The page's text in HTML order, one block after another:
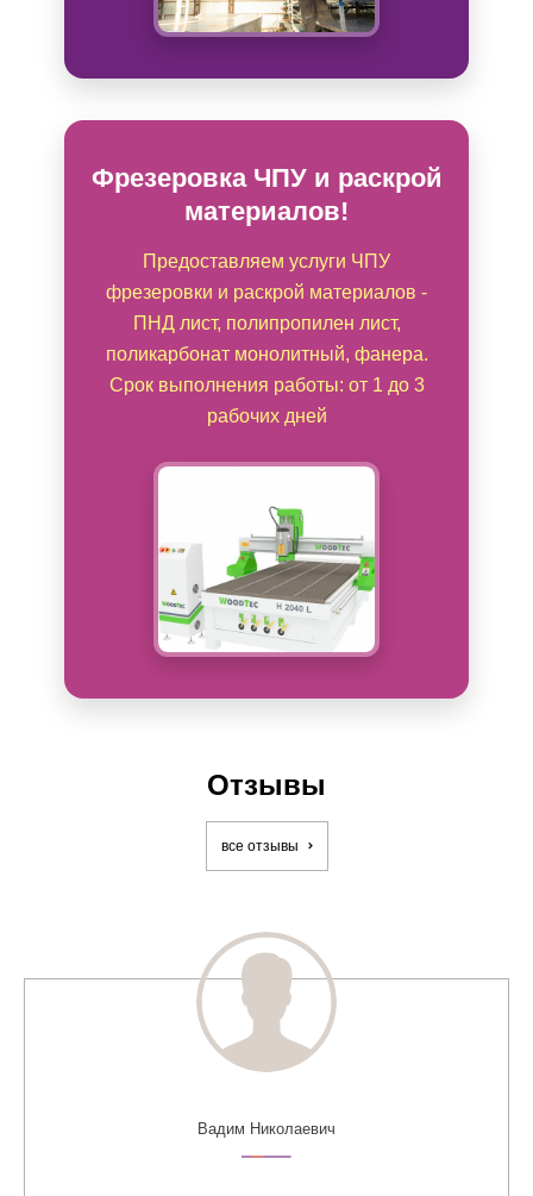
Фрезеровка ЧПУ и раскрой
материалов!
Предоставляем услуги ЧПУ
фрезеровки и раскрой материалов -
ПНД лист, полипропилен лист,
поликарбонат монолитный, фанера.
Срок выполнения работы: от 1 до 3
рабочих дней
Отзывы
все отзывы
Вадим Николаевич